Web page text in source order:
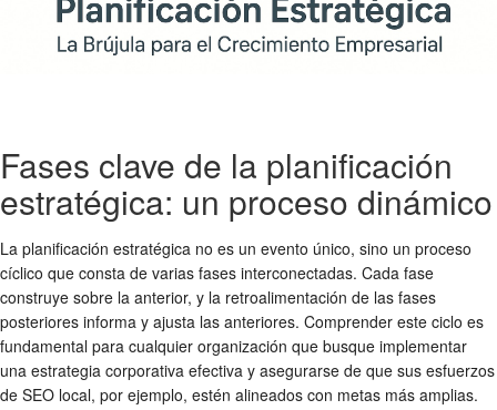
Fases clave de la planificación
estratégica: un proceso dinámico
La planificación estratégica no es un evento único, sino un proceso
cíclico que consta de varias fases interconectadas. Cada fase
construye sobre la anterior, y la retroalimentación de las fases
posteriores informa y ajusta las anteriores. Comprender este ciclo es
fundamental para cualquier organización que busque implementar
una estrategia corporativa efectiva y asegurarse de que sus esfuerzos
de SEO local, por ejemplo, estén alineados con metas más amplias.